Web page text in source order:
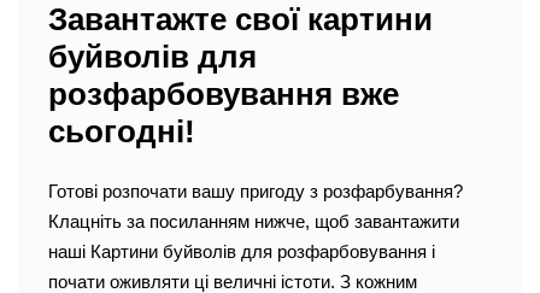
Завантажте свої картини
буйволів для
розфарбовування вже
сьогодні!
Готові розпочати вашу пригоду з розфарбування?
Клацніть за посиланням нижче, щоб завантажити
наші Картини буйволів для розфарбовування і
почати оживляти ці величні істоти. З кожним